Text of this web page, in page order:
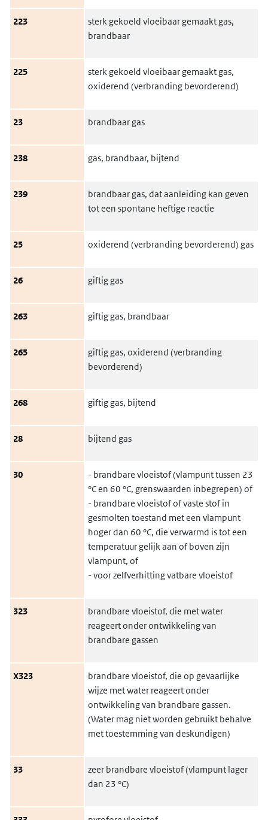
223
sterk gekoeld vloeibaar gemaakt gas,
brandbaar
225
sterk gekoeld vloeibaar gemaakt gas,
oxiderend (verbranding bevorderend)
23 brandbaar gas
238 gas, brandbaar, bijtend
239
brandbaar gas, dat aanleiding kan geven
tot een spontane heftige reactie
25 oxiderend (verbranding bevorderend) gas
26 giftig gas
263 giftig gas, brandbaar
265
giftig gas, oxiderend (verbranding
bevorderend)
268 giftig gas, bijtend
28 bijtend gas
30
- brandbare vloeistof (vlampunt tussen 23
°C en 60 °C, grenswaarden inbegrepen) of
- brandbare vloeistof of vaste stof in
gesmolten toestand met een vlampunt
hoger dan 60 °C, die verwarmd is tot een
temperatuur gelijk aan of boven zijn
vlampunt, of
- voor zelfverhitting vatbare vloeistof
323
brandbare vloeistof, die met water
reageert onder ontwikkeling van
brandbare gassen
X323
brandbare vloeistof, die op gevaarlijke
wijze met water reageert onder
ontwikkeling van brandbare gassen.
(Water mag niet worden gebruikt behalve
met toestemming van deskundigen)
33
zeer brandbare vloeistof (vlampunt lager
dan 23 °C)